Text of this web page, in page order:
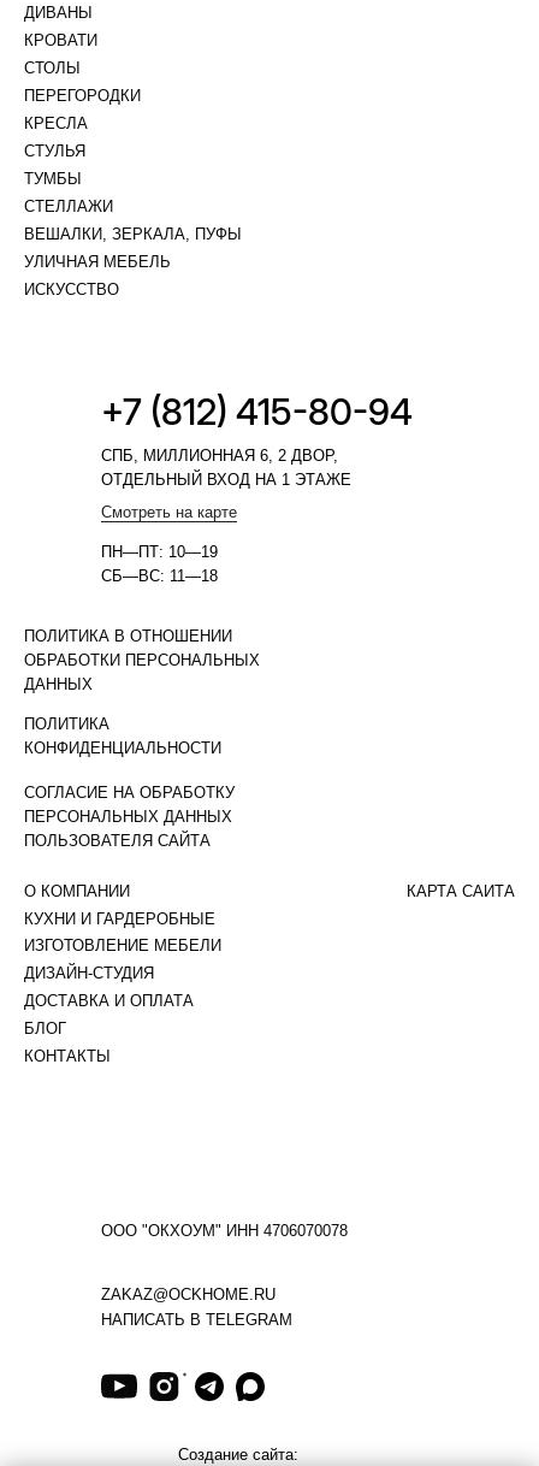
ИСКУССТВО
УЛИЧНАЯ МЕБЕЛЬ
ВЕШАЛКИ, ЗЕРКАЛА, ПУФЫ
СТЕЛЛАЖИ
ТУМБЫ
СТУЛЬЯ
КРЕСЛА
ПЕРЕГОРОДКИ
СТОЛЫ
КРОВАТИ
ДИВАНЫ
СОГЛАСИЕ НА ОБРАБОТКУ
ПЕРСОНАЛЬНЫХ ДАННЫХ
ПОЛЬЗОВАТЕЛЯ САЙТА
ПОЛИТИКА
КОНФИДЕНЦИАЛЬНОСТИ
ПОЛИТИКА В ОТНОШЕНИИ
ОБРАБОТКИ ПЕРСОНАЛЬНЫХ
ДАННЫХ
СПБ, МИЛЛИОННАЯ 6, 2 ДВОР,
ОТДЕЛЬНЫЙ ВХОД НА 1 ЭТАЖЕ
Смотреть на карте
ПН—ПТ: 10—19
СБ—ВС: 11—18
+7 (812) 415-80-94
Создание сайта:
НАПИСАТЬ В TELEGRAM
ZAKAZ@OCKHOME.RU
ООО "ОКХОУМ" ИНН 4706070078
БЛОГ
КАРТА САЙТА
КОНТАКТЫ
ДОСТАВКА И ОПЛАТА
ДИЗАЙН-СТУДИЯ
КУХНИ И ГАРДЕРОБНЫЕ
ИЗГОТОВЛЕНИЕ МЕБЕЛИ
О КОМПАНИИ